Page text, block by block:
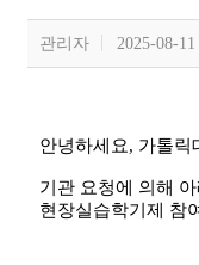
관리자 2025-08-11
안녕하세요, 가톨릭
기관 요청에 의해 아
현장실습학기제 참